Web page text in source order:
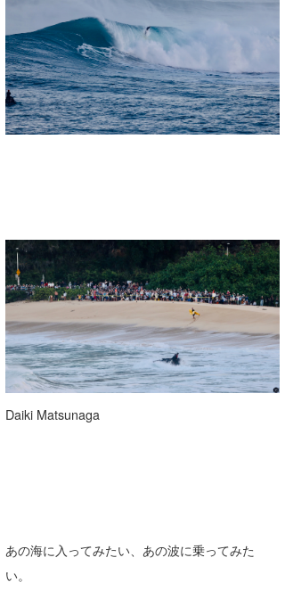
Daiki Matsunaga
あの海に入ってみたい、あの波に乗ってみた
い。
Romisea